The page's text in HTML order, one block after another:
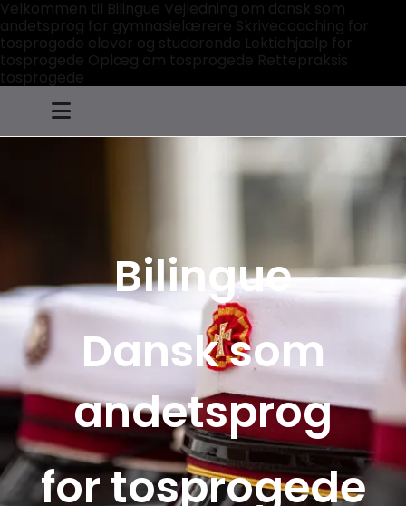
Velkommen til Bilingue Vejledning om dansk som
andetsprog for gymnasielærere Skrivecoaching for
tosprogede elever og studerende Lektiehjælp for
tosprogede Oplæg om tosprogede Rettepraksis
tosprogede
Bilingue
Dansk som
andetsprog
for tosprogede